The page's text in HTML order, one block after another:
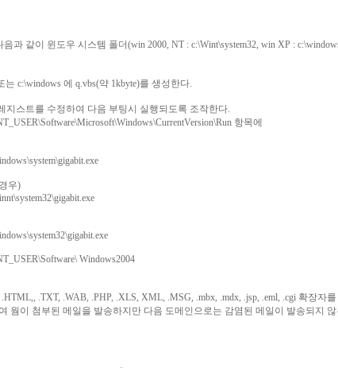
과 같이 윈도우 시스템 폴더(win 2000, NT : c:\Wint\system32, win XP :
는 c:\windows 에 q.vbs(약 1kbyte)를 생성한다.
지스트를 수정하여 다음 부팅시 실행되도록 조작한다.
항목에
우)
Windows2004
.TXT, .WAB, .PHP, .XLS, XML, .MSG, .mbx, .mdx, .jsp, .eml, .cgi 확장자
웜이 첨부된 메일을 발송하지만 다음 도메인으로는 감염된 메일이 발송되지 않